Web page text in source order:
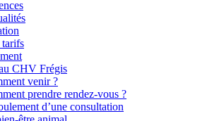
CHV Frégis
venir ?
prendre rendez-vous ?
d’une consultation